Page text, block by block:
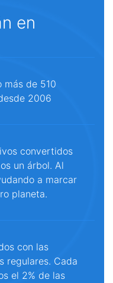
en
más de 510
2006
convertidos
un árbol. Al
a marcar
planeta.
con las
regulares. Cada
el 2% de las